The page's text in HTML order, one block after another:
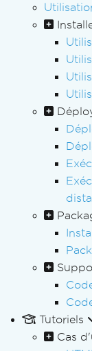
Tutoriels
Cas